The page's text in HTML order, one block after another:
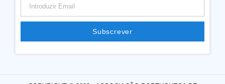
Subscrever